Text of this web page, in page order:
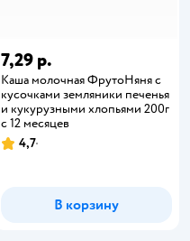
7,29 р.
Каша молочная ФрутоНяня с
кусочками земляники печенья
и кукурузными хлопьями 200г
с 12 месяцев
4,7
В корзину